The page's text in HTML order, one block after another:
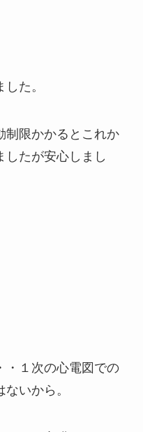
た。
制限かかるとこれか
したが安心しまし
・１次の心電図での
いから。